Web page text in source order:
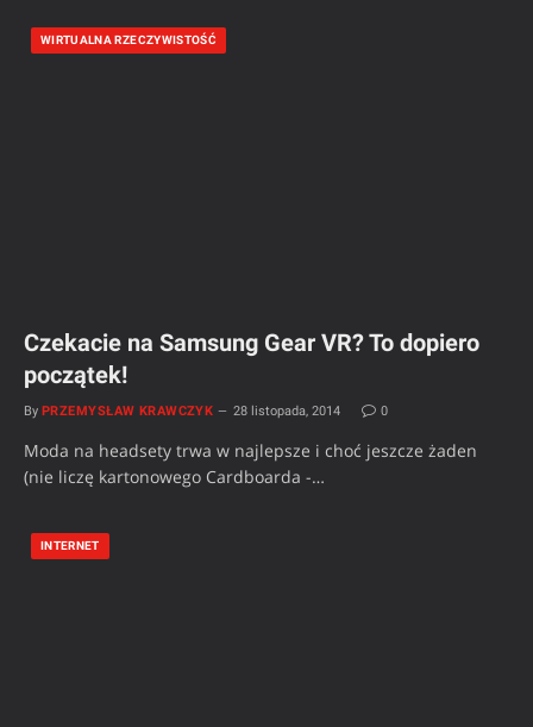
WIRTUALNA RZECZYWISTOŚĆ
Czekacie na Samsung Gear VR? To dopiero
początek!
By PRZEMYSŁAW KRAWCZYK 28 listopada, 2014 0
Moda na headsety trwa w najlepsze i choć jeszcze żaden
(nie liczę kartonowego Cardboarda -…
INTERNET